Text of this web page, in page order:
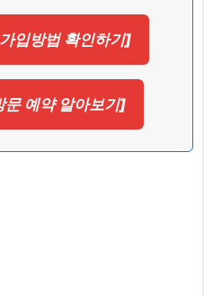
입방법 확인하기]
예약 알아보기]